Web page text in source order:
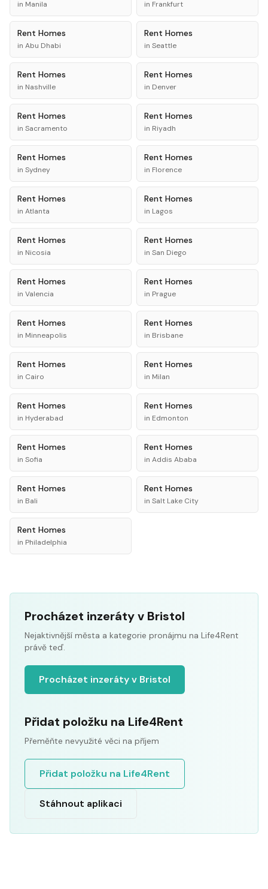
in Manila in Frankfurt
Rent Homes
in Abu Dhabi
Rent Homes
in Seattle
Rent Homes
in Nashville
Rent Homes
in Denver
Rent Homes
in Sacramento
Rent Homes
in Riyadh
Rent Homes
in Sydney
Rent Homes
in Florence
Rent Homes
in Atlanta
Rent Homes
in Lagos
Rent Homes
in Nicosia
Rent Homes
in San Diego
Rent Homes
in Valencia
Rent Homes
in Prague
Rent Homes
in Minneapolis
Rent Homes
in Brisbane
Rent Homes
in Cairo
Rent Homes
in Milan
Rent Homes
in Hyderabad
Rent Homes
in Edmonton
Rent Homes
in Sofia
Rent Homes
in Addis Ababa
Rent Homes
in Bali
Rent Homes
in Salt Lake City
Rent Homes
in Philadelphia
Procházet inzeráty v Bristol
Nejaktivnější města a kategorie pronájmu na Life4Rent
právě teď.
Procházet inzeráty v Bristol
Přidat položku na Life4Rent
Přeměňte nevyužité věci na příjem
Přidat položku na Life4Rent
Stáhnout aplikaci